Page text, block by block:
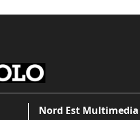
Nord Est Multimedia